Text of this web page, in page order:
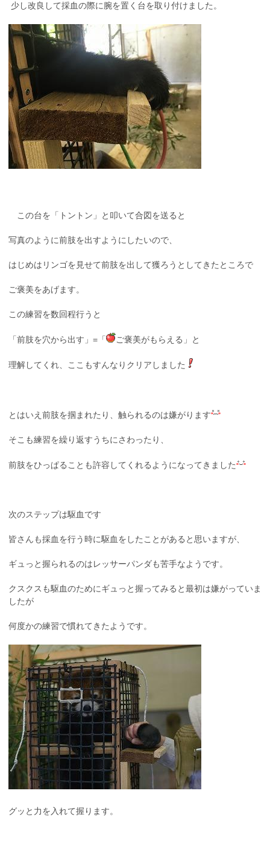
少し改良して採血の際に腕を置く台を取り付けました。
この台を「トントン」と叩いて合図を送ると
写真のように前肢を出すようにしたいので、
はじめはリンゴを見せて前肢を出して獲ろうとしてきたところで
ご褒美をあげます。
この練習を数回程行うと
「前肢を穴から出す」=「 ご褒美がもらえる」と
理解してくれ、ここもすんなりクリアしました
とはいえ前肢を掴まれたり、触られるのは嫌がります
そこも練習を繰り返すうちにさわったり、
前肢をひっぱることも許容してくれるようになってきました
次のステップは駆血です
皆さんも採血を行う時に駆血をしたことがあると思いますが、
ギュっと握られるのはレッサーパンダも苦手なようです。
クスクスも駆血のためにギュっと握ってみると最初は嫌がっていま
したが
何度かの練習で慣れてきたようです。
グッと力を入れて握ります。